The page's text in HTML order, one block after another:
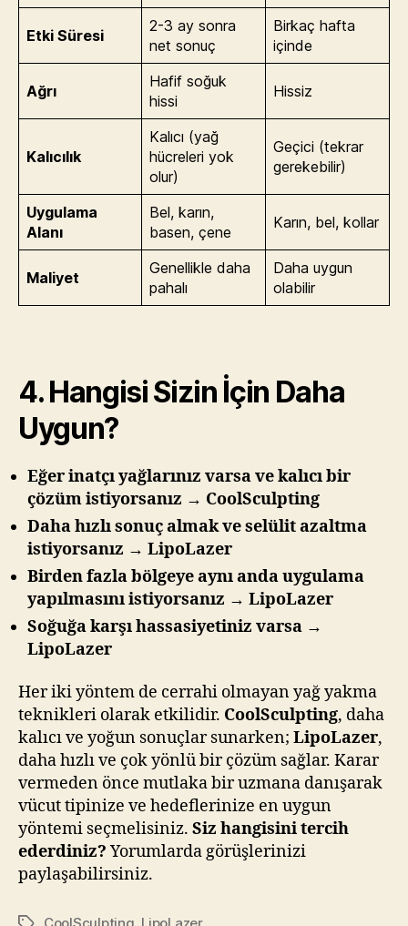
Etki Süresi
2-3 ay sonra
net sonuç
Birkaç hafta
içinde
Ağrı
Hafif soğuk
hissi
Hissiz
Kalıcılık
Kalıcı (yağ
hücreleri yok
olur)
Geçici (tekrar
gerekebilir)
Uygulama
Alanı
Bel, karın,
basen, çene
Karın, bel, kollar
Maliyet
Genellikle daha
pahalı
Daha uygun
olabilir
4. Hangisi Sizin İçin Daha
Uygun?
Eğer inatçı yağlarınız varsa ve kalıcı bir
çözüm istiyorsanız → CoolSculpting
Daha hızlı sonuç almak ve selülit azaltma
istiyorsanız → LipoLazer
Birden fazla bölgeye aynı anda uygulama
yapılmasını istiyorsanız → LipoLazer
Soğuğa karşı hassasiyetiniz varsa →
LipoLazer
Her iki yöntem de cerrahi olmayan yağ yakma
teknikleri olarak etkilidir. CoolSculpting, daha
kalıcı ve yoğun sonuçlar sunarken; LipoLazer,
daha hızlı ve çok yönlü bir çözüm sağlar. Karar
vermeden önce mutlaka bir uzmana danışarak
vücut tipinize ve hedeflerinize en uygun
yöntemi seçmelisiniz. Siz hangisini tercih
ederdiniz? Yorumlarda görüşlerinizi
paylaşabilirsiniz.